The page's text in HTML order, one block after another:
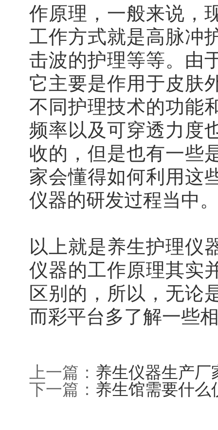
作原理，一般来说，
工作方式就是高脉冲
击波的护理等等。由
它主要是作用于皮肤
不同护理技术的功能
频率以及可穿透力度
收的，但是也有一些
家会懂得如何利用这
仪器的研发过程当中
以上就是养生护理仪
仪器的工作原理其实
区别的，所以，无论
而彩平台多了解一些
上一篇： 养生仪器生产厂
下一篇： 养生馆需要什么